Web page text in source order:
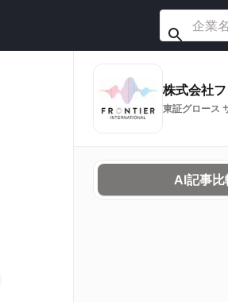
株式会社
東証グロース
AI記事比